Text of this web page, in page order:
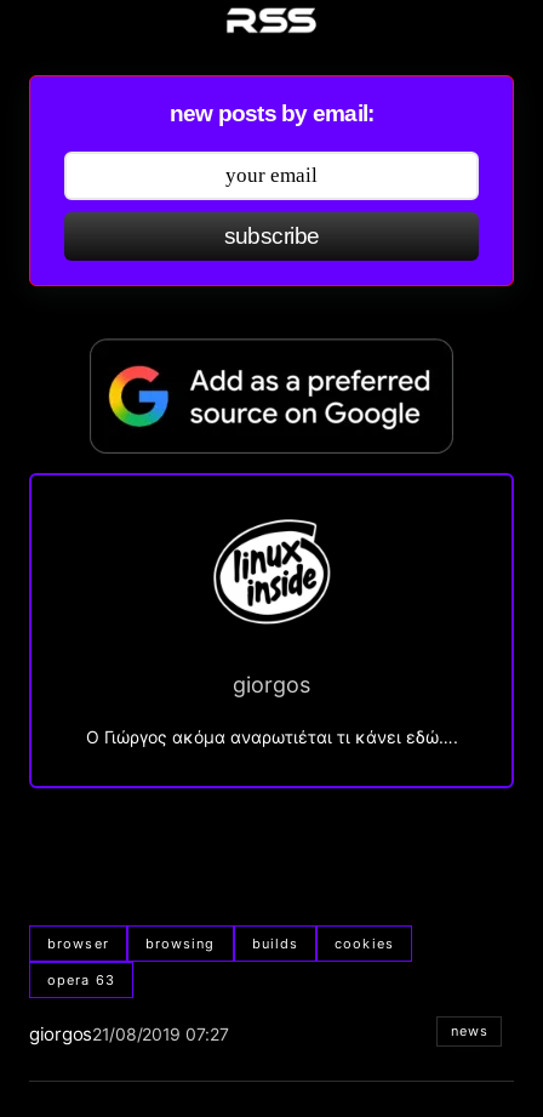
new posts by email:
subscribe
giorgos
Ο Γιώργος ακόμα αναρωτιέται τι κάνει εδώ….
browser browsing builds cookies
opera 63
giorgos21/08/2019 07:27 news